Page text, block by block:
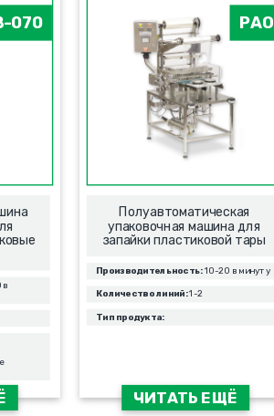
070
в
PAO
Полуавтоматическая
упаковочная машина для
запайки пластиковой тары
Производительность:10-20 в минуту
Количество линий:1-2
Тип продукта:
ЧИТАТЬ ЕЩЁ